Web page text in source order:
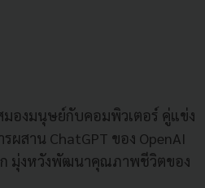
องมนุษย์กับคอมพิวเตอร์ คู่แข่ง
สาน ChatGPT ของ OpenAI
ลก มุ่งหวังพัฒนาคุณภาพชีวิตของ